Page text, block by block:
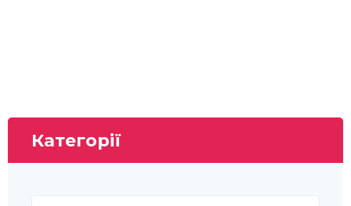
Категорії